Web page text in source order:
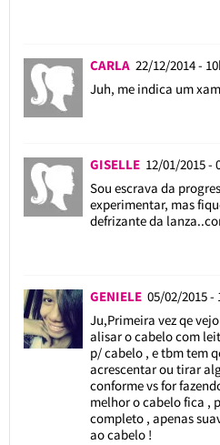
CARLA 22/12/2014 -
Juh, me indica um
GISELLE 12/01/2015 -
Sou escrava da
experimentar, mas
defrizante da
GENIELE 05/02/2015 -
Ju,Primeira vez qe
alisar o cabelo com
p/ cabelo , e tbm tem
acrescentar ou tirar
conforme vs for
melhor o cabelo fica ,
completo , apenas
ao cabelo !